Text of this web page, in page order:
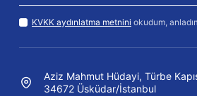
KVKK aydınlatma metnini okudum,
Aziz Mahmut Hüdayi, Türbe
34672 Üsküdar/İstanbul